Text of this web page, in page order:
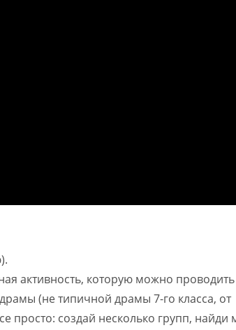
активность, которую можно
(не типичной драмы 7-го класса, от
просто: создай несколько групп, найди